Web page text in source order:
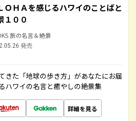
ＯＨＡを感じるハワイのことばと
１００
旅の名言＆絶景
発売
きた「地球の歩き方」があなたにお届
ハワイの名言と癒やしの絶景集
詳細を見る